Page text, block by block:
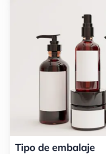
Tipo de embalaje